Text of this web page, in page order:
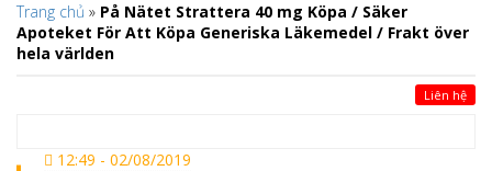
Trang chủ » På Nätet Strattera 40 mg Köpa / Säker
Apoteket För Att Köpa Generiska Läkemedel / Frakt över
hela världen
Liên hệ
12:49 - 02/08/2019